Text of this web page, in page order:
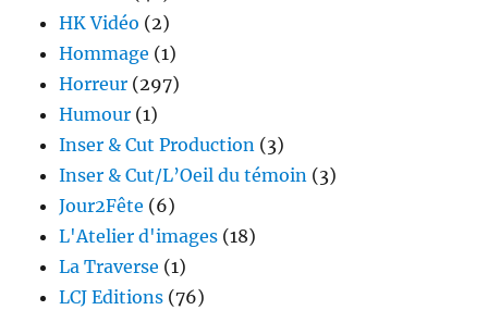
HK Vidéo (2)
Hommage (1)
Horreur (297)
Humour (1)
Inser & Cut Production (3)
Inser & Cut/L’Oeil du témoin (3)
Jour2Fête (6)
L'Atelier d'images (18)
La Traverse (1)
LCJ Editions (76)